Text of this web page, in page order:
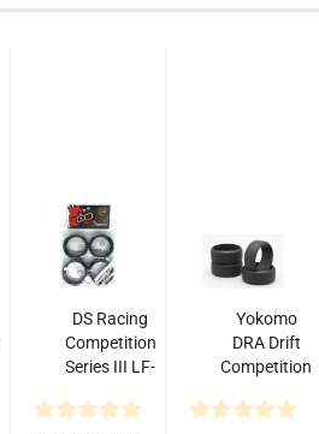
DS Racing
Competition
Series III LF-
Reifen...
Yokomo
DRA Drift
Competition
Stück für